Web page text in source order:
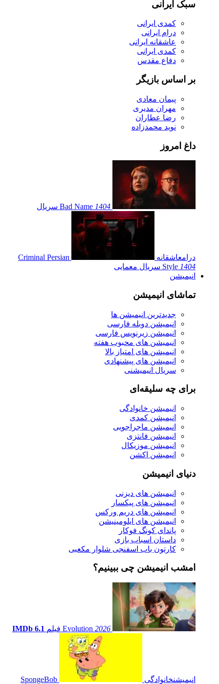
سبک ایرانی
کمدی ایرانی
درام ایرانی
عاشقانه ایرانی
کمدی ایرانی
دفاع مقدس
بر اساس بازیگر
پیمان معادی
مهران مدیری
رضا عطاران
نوید محمدزاده
داغ امروز
Bad Name 1404 سریال
درامعاشقانه
Criminal Persian
Style 1404 سریال معمایی
انیمیشن
تماشای انیمیشن
جدیدترین انیمیشن ها
انیمیشن دوبله فارسی
انیمیشن زیرنویس فارسی
انیمیشن های محبوب هفته
انیمیشن های امتیاز بالا
انیمیشن های پیشنهادی
سریال انیمیشنی
برای چه سلیقه‌ای
انیمیشن خانوادگی
انیمیشن کمدی
انیمیشن ماجراجویی
انیمیشن فانتزی
انیمیشن موزیکال
انیمیشن اکشن
دنیای انیمیشن
انیمیشن های دیزنی
انیمیشن های پیکسار
انیمیشن های دریم ورکس
انیمیشن های ایلومینیشن
پاندای کونگ فوکار
داستان اسباب بازی
کارتون باب اسفنجی شلوار مکعبی
امشب انیمیشن چی ببینیم؟
Evolution 2026 فیلم IMDb 6.1
انیمیشنخانوادگی SpongeBob